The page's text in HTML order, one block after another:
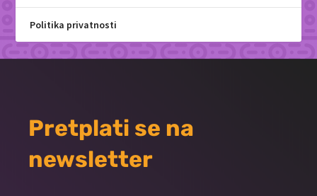
Politika privatnosti
Pretplati se na
newsletter